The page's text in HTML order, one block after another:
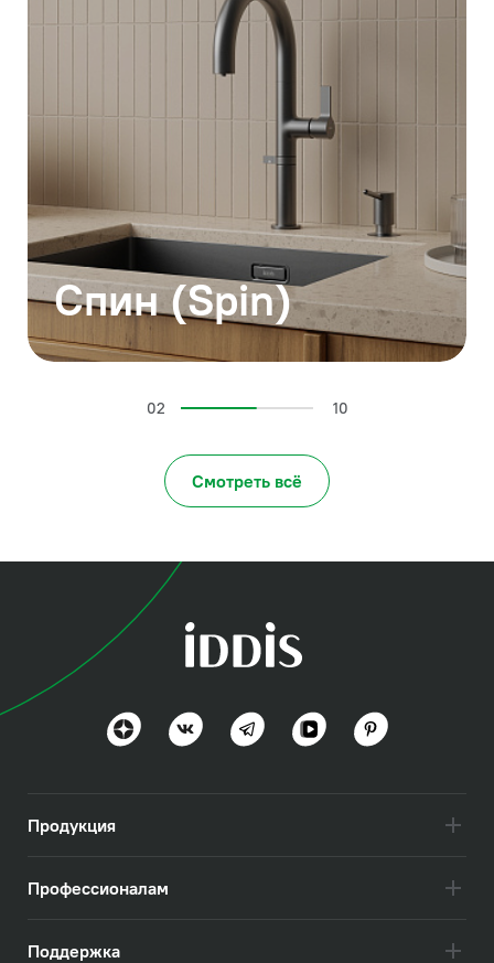
Спин (Spin)
02 10
Смотреть всё
Продукция
Профессионалам
Поддержка